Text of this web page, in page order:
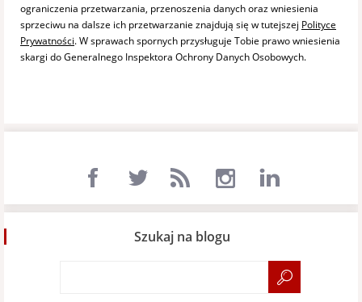
ograniczenia przetwarzania, przenoszenia danych oraz wniesienia
sprzeciwu na dalsze ich przetwarzanie znajdują się w tutejszej Polityce
Prywatności. W sprawach spornych przysługuje Tobie prawo wniesienia
skargi do Generalnego Inspektora Ochrony Danych Osobowych.
Szukaj na blogu